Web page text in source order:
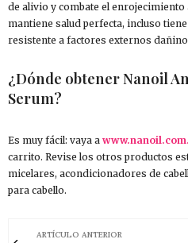
de alivio y combate el enrojecimiento
mantiene salud perfecta, incluso
resistente a factores externos
¿Dónde obtener Nanoil
Serum?
Es muy fácil: vaya a
carrito. Revise los otros productos
micelares, acondicionadores de
para cabello.
ARTÍCULO ANTERIOR